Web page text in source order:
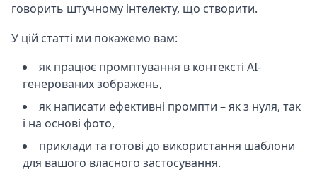
говорить штучному інтелекту, що створити.
У цій статті ми покажемо вам:
як працює промптування в контексті AI-
генерованих зображень,
як написати ефективні промпти – як з нуля, так
і на основі фото,
приклади та готові до використання шаблони
для вашого власного застосування.